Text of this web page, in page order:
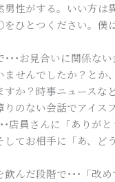
性がする。いい方は
をひとつください。僕
･･･お見合いに関係な
ませんでしたか？とか
すか？時事ニュースな
のない会話でアイス
･店員さんに「ありが
してお相手に「あ、ど
飲んだ段階で･･･「改